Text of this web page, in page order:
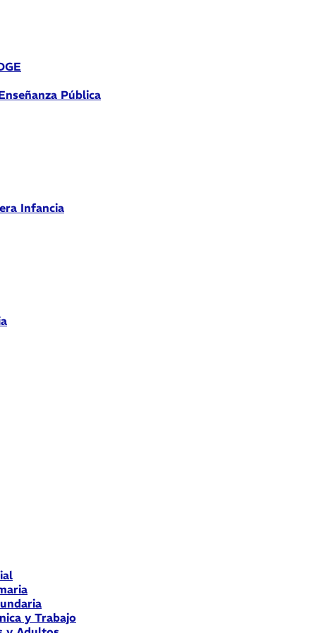
Pública
Infancia
y Trabajo